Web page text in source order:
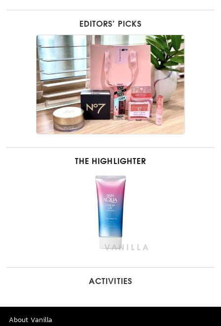
EDITORS’ PICKS
THE HIGHLIGHTER
ACTIVITIES
About Vanilla